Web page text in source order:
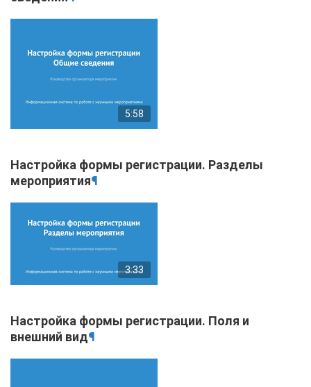
5:58
Настройка формы регистрации. Разделы
мероприятия¶
3:33
Настройка формы регистрации. Поля и
внешний вид¶